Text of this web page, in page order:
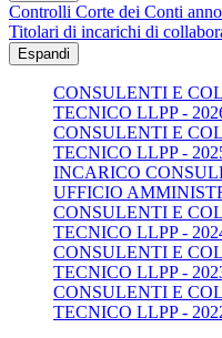
Controlli Corte dei Conti
Titolari di incarichi di
Espandi
CONSULENTI E
TECNICO LLPP -
CONSULENTI E
TECNICO LLPP -
INCARICO
UFFICIO
CONSULENTI E
TECNICO LLPP -
CONSULENTI E
TECNICO LLPP -
CONSULENTI E
TECNICO LLPP -